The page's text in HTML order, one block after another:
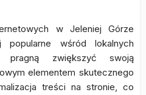
w Jeleniej Górze
wśród lokalnych
pragną zwiększyć swoją
elementem skutecznego
treści na stronie, co